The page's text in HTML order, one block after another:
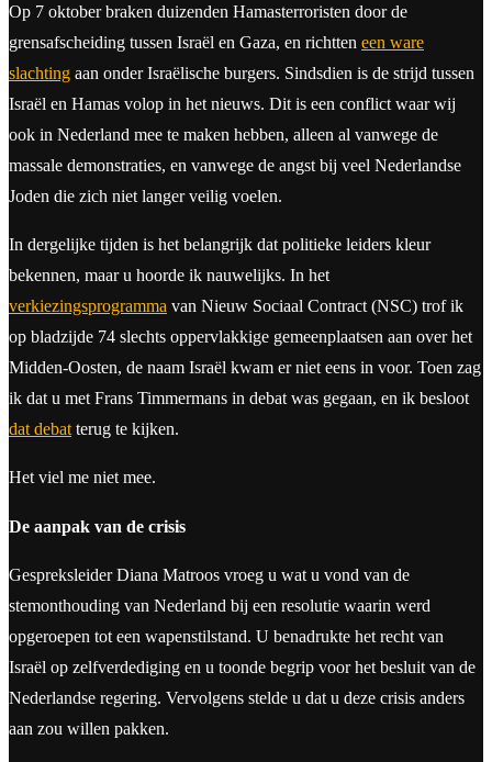
Op 7 oktober braken duizenden Hamasterroristen door de
grensafscheiding tussen Israël en Gaza, en richtten een ware
slachting aan onder Israëlische burgers. Sindsdien is de strijd tussen
Israël en Hamas volop in het nieuws. Dit is een conflict waar wij
ook in Nederland mee te maken hebben, alleen al vanwege de
massale demonstraties, en vanwege de angst bij veel Nederlandse
Joden die zich niet langer veilig voelen.
In dergelijke tijden is het belangrijk dat politieke leiders kleur
bekennen, maar u hoorde ik nauwelijks. In het
verkiezingsprogramma van Nieuw Sociaal Contract (NSC) trof ik
op bladzijde 74 slechts oppervlakkige gemeenplaatsen aan over het
Midden-Oosten, de naam Israël kwam er niet eens in voor. Toen zag
ik dat u met Frans Timmermans in debat was gegaan, en ik besloot
dat debatterug te kijken.
Het viel me niet mee.
De aanpak van de crisis
Gespreksleider Diana Matroos vroeg u wat u vond van de
stemonthouding van Nederland bij een resolutie waarin werd
opgeroepen tot een wapenstilstand. U benadrukte het recht van
Israël op zelfverdediging en u toonde begrip voor het besluit van de
Nederlandse regering. Vervolgens stelde u dat u deze crisis anders
aan zou willen pakken.